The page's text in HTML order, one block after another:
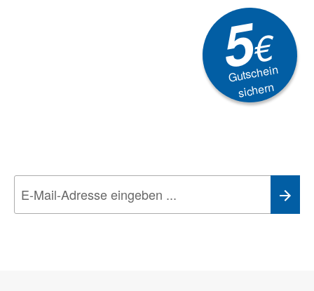
5€
Gutschein
sichern